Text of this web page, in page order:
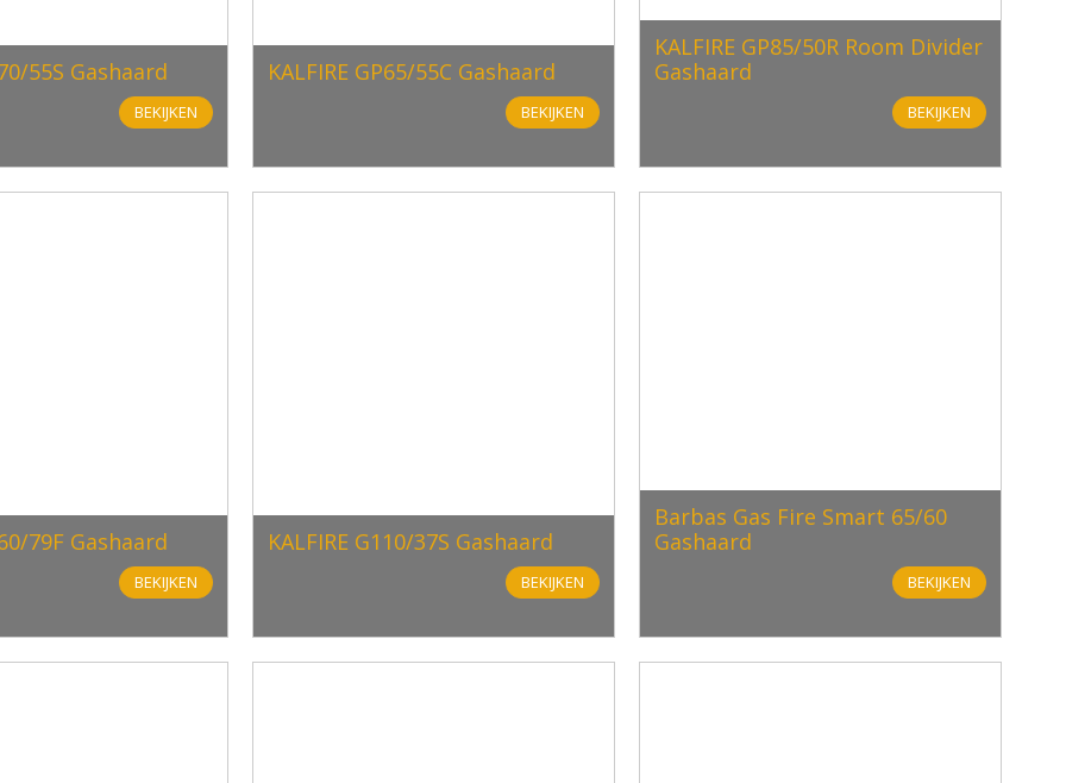
55S Gashaard
BEKIJKEN
KALFIRE GP65/55C Gashaard
BEKIJKEN
KALFIRE GP85/50R Room Divider
Gashaard
BEKIJKEN
79F Gashaard
BEKIJKEN
KALFIRE G110/37S Gashaard
BEKIJKEN
Barbas Gas Fire Smart 65/60
Gashaard
BEKIJKEN